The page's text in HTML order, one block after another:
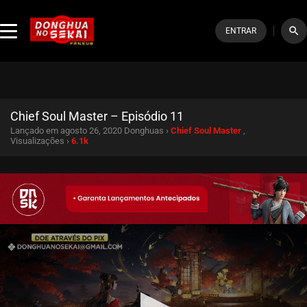
ENTRAR search
Chief Soul Master – Episódio 11
Lançado em agosto 26, 2020 Donghuas › Chief Soul Master
Visualizações › 6.1k